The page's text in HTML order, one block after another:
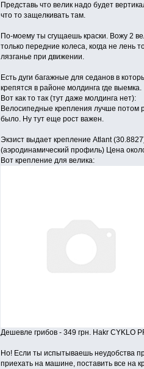
Представь что велик надо будет
что то защелкивать там.
По-моему ты сгущаешь краски. Вожу 2
только передние колеса, когда не лень
лязганье при движении.
Есть дуги багажные для седанов в
крепятся в районе молдинга где выемка.
Вот как то так (тут даже молдинга нет):
Велосипедные крепления лучше потом
было. Ну тут еще рост важен.
Экзист выдает крепление Atlant
(аэродинамический профиль) Цена
Вот крепление для велика:
Дешевле грибов - 349 грн. Hakr CYKLO
Но! Если ты испытываешь неудобства
приехать на машине, поставить все на